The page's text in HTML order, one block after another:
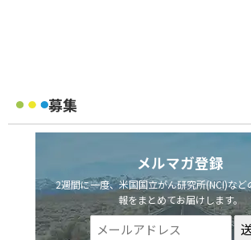
募集
メルマガ登録
2週間に一度、米国国立がん研究所(NCI)など
報をまとめてお届けします。